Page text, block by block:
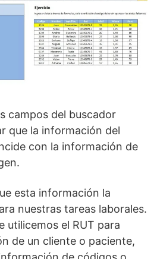
campos del buscador
que la información del
con la información de
esta información la
nuestras tareas laborales.
utilicemos el RUT para
de un cliente o paciente,